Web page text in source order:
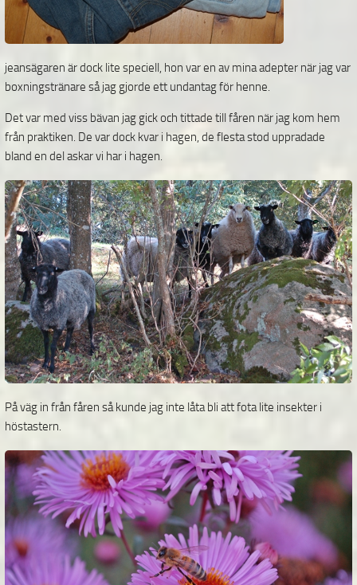
jeansägaren är dock lite speciell, hon var en av mina adepter när jag var
boxningstränare så jag gjorde ett undantag för henne.
Det var med viss bävan jag gick och tittade till fåren när jag kom hem
från praktiken. De var dock kvar i hagen, de flesta stod uppradade
bland en del askar vi har i hagen.
På väg in från fåren så kunde jag inte låta bli att fota lite insekter i
höstastern.